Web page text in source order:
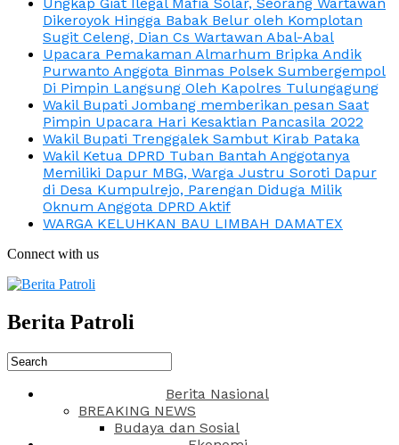
Dikeroyok Hingga Babak Belur oleh Komplotan
Sugit Celeng, Dian Cs Wartawan Abal-Abal
Upacara Pemakaman Almarhum Bripka Andik
Purwanto Anggota Binmas Polsek Sumbergempol
Di Pimpin Langsung Oleh Kapolres Tulungagung
Wakil Bupati Jombang memberikan pesan Saat
Pimpin Upacara Hari Kesaktian Pancasila 2022
Wakil Bupati Trenggalek Sambut Kirab Pataka
Wakil Ketua DPRD Tuban Bantah Anggotanya
Memiliki Dapur MBG, Warga Justru Soroti Dapur
di Desa Kumpulrejo, Parengan Diduga Milik
Oknum Anggota DPRD Aktif
WARGA KELUHKAN BAU LIMBAH DAMATEX
Connect with us
Berita Patroli
Berita Nasional
BREAKING NEWS
Budaya dan Sosial